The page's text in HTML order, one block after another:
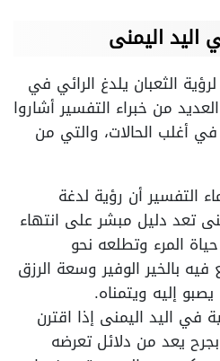
اليد اليمنى
الثعبان يلدغ الرائي في
من خبراء التفسير أشاروا
في أغلب الحالات، والتي من
التفسير أن رؤية لدغة
تعد دليل مبشر على انتهاء
المرء وتطلعه نحو
بالخير الوفير وسعة الرزق
إليه ويتمناه.
في اليد اليمنى إذا اقترن
بجرح يعد من دلائل تعرضه